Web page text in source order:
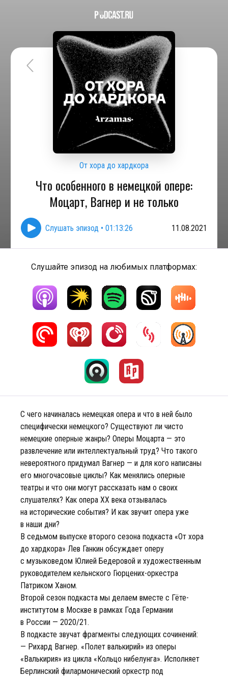
От хора до хардкора
Что особенного в немецкой опере:
Моцарт, Вагнер и не только
Слушать эпизод • 01:13:26 11.08.2021
Слушайте эпизод на любимых платформах:
С чего начиналась немецкая опера и что в ней было
специфически немецкого? Существуют ли чисто
немецкие оперные жанры? Оперы Моцарта — это
развлечение или интеллектуальный труд? Что такого
невероятного придумал Вагнер — и для кого написаны
его многочасовые циклы? Как менялись оперные
театры и что они могут рассказать нам о своих
слушателях? Как опера XX века отзывалась
на исторические события? И как звучит опера уже
в наши дни?
В седьмом выпуске второго сезона подкаста «От хора
до хардкора» Лев Ганкин обсуждает оперу
с музыковедом Юлией Бедеровой и художественным
руководителем кельнского Гюрцених-оркестра
Патриком Ханом.
Второй сезон подкаста мы делаем вместе с Гёте-
институтом в Москве в рамках Года Германии
в России — 2020/21.
В подкасте звучат фрагменты следующих сочинений:
— Рихард Вагнер. «Полет валькирий» из оперы
«Валькирия» из цикла «Кольцо нибелунга». Исполняет
Берлинский филармонический оркестр под